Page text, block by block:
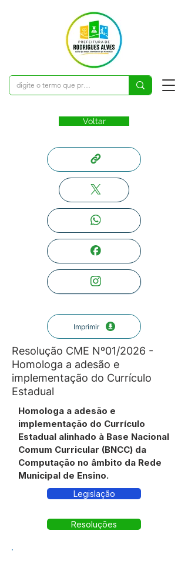
Voltar
Imprimir
Resolução CME Nº01/2026 -
Homologa a adesão e
implementação do Currículo
Estadual
Homologa a adesão e
implementação do Currículo
Estadual alinhado à Base Nacional
Comum Curricular (BNCC) da
Computação no âmbito da Rede
Municipal de Ensino.
Legislação
Resoluções